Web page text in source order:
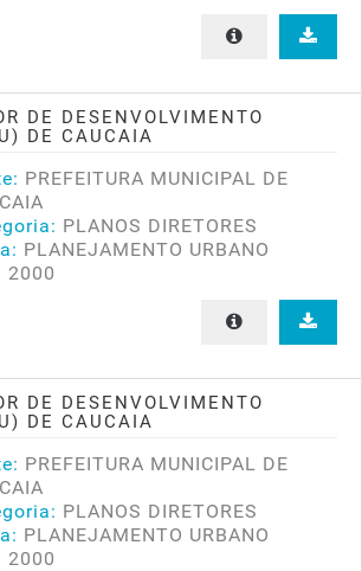
DE DESENVOLVIMENTO
DE CAUCAIA
PREFEITURA MUNICIPAL DE
PLANOS DIRETORES
PLANEJAMENTO URBANO
2000
DE DESENVOLVIMENTO
DE CAUCAIA
PREFEITURA MUNICIPAL DE
PLANOS DIRETORES
PLANEJAMENTO URBANO
2000